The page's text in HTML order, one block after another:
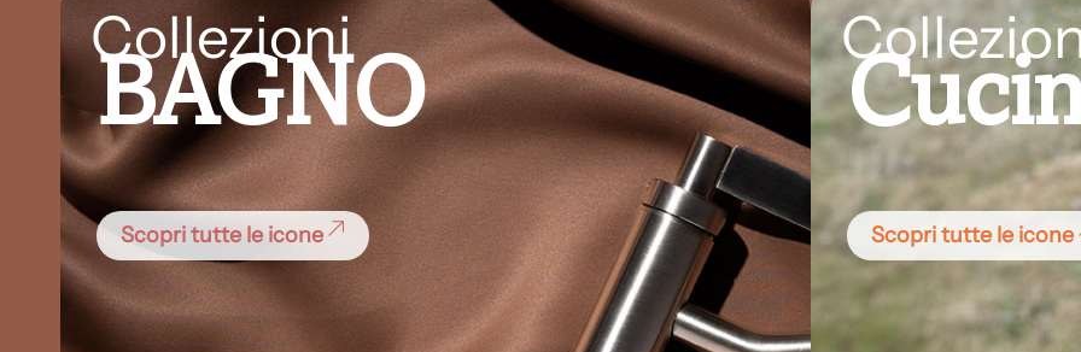
Collezioni
BAGNO
Scopri tutte le icone Scopri tutte le icone